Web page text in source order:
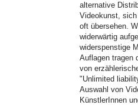
alternative
Videokunst,
oft übersehen.
widerwärtig
widerspenstige
Auflagen tragen
von
"Unlimited
Auswahl von
KünstlerInnen